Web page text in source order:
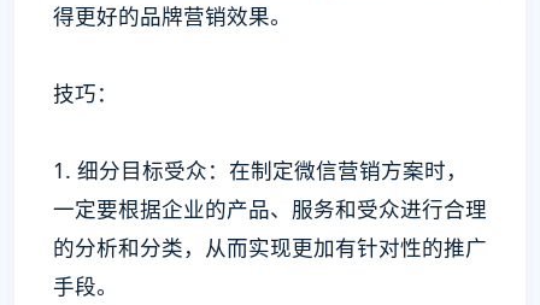
得更好的品牌营销效果。
技巧：
1. 细分目标受众：在制定微信营销方案时，
一定要根据企业的产品、服务和受众进行合理
的分析和分类，从而实现更加有针对性的推广
手段。